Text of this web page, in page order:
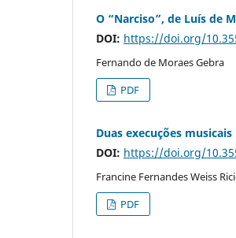
O “Narciso”, de Luís de
DOI: https://doi.org/
Fernando de Moraes Gebra
PDF
Duas execuções musicais
DOI: https://doi.org/
Francine Fernandes Weiss
PDF